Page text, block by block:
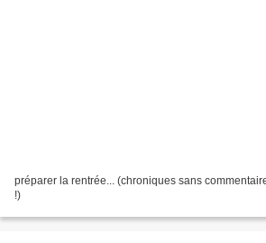
préparer la rentrée... (chroniques sans
!)